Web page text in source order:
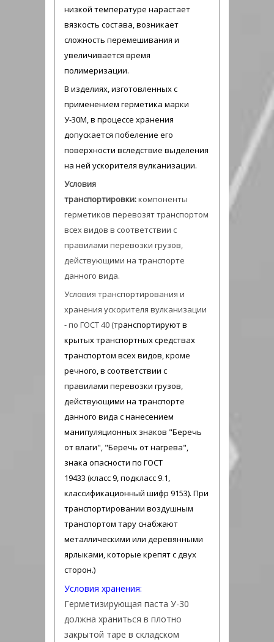
низкой температуре нарастает
вязкость состава, возникает
сложность перемешивания и
увеличивается время
полимеризации.
В изделиях, изготовленных с
применением герметика марки
У-30М, в процессе хранения
допускается побеление его
поверхности вследствие выделения
на ней ускорителя вулканизации.
Условия
транспортировки:компоненты
герметиков перевозят транспортом
всех видов в соответствии с
правилами перевозки грузов,
действующими на транспорте
данного вида.
Условия транспортирования и
хранения ускорителя вулканизации
- по ГОСТ 40 (транспортируют в
крытых транспортных средствах
транспортом всех видов, кроме
речного, в соответствии с
правилами перевозки грузов,
действующими на транспорте
данного вида с нанесением
манипуляционных знаков "Беречь
от влаги", "Беречь от нагрева",
знака опасности по ГОСТ
19433 (класс 9, подкласс 9.1,
классификационный шифр 9153). При
транспортировании воздушным
транспортом тару снабжают
металлическими или деревянными
ярлыками, которые крепят с двух
сторон.)
Условия хранения:
Герметизирующая паста У-30
должна храниться в плотно
закрытой таре в складском